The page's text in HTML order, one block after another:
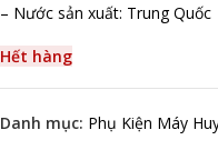
– Nước sản xuất: Trung Quốc
Hết hàng
Danh mục: Phụ Kiện Máy